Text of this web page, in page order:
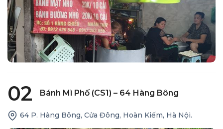
02 Bánh Mì Phố (CS1) – 64 Hàng Bông
64 P. Hàng Bông, Cửa Đông, Hoàn Kiếm, Hà Nội.